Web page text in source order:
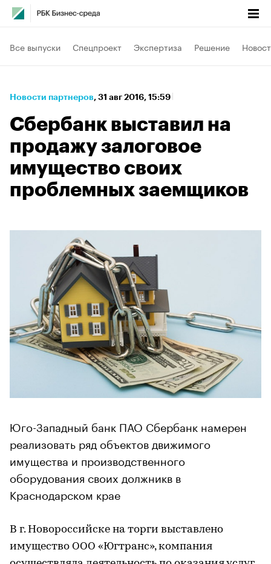
Все выпуски Спецпроект Экспертиза Решение
Новости партнеров⁠, 31 авг 2016, 15:59
Сбербанк выставил на
продажу залоговое
имущество своих
проблемных заемщиков
Юго-Западный банк ПАО Сбербанк намерен
реализовать ряд объектов движимого
имущества и производственного
оборудования своих должникв в
Краснодарском крае
В г. Новороссийске на торги выставлено
имущество ООО «Югтранс», компания